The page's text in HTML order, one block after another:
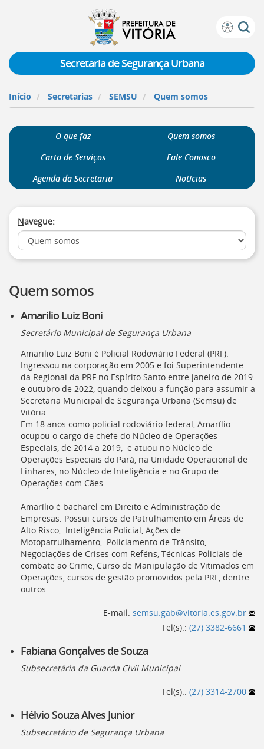
Prefeitura
Vitória
teclado:
para
a
instruções
Ir
página
inicial
do
Portal
para
Portal
de
[]
Ir
para
a
lista
de
secretarias
[]
Ir
para
a
página
legislação
[]
Ir
para
a
listagem
de
notícias
conteúdo
página
a
busca
Secretaria de Segurança Urbana
Início Secretarias SEMSU Quem somos
O que faz
Quem somos
Carta de Serviços
Fale Conosco
Agenda da Secretaria
Notícias
Navegue:
Quem somos
Amarilio Luiz Boni
Secretário Municipal de Segurança Urbana
Amarilio Luiz Boni é Policial Rodoviário Federal (PRF).
Ingressou na corporação em 2005 e foi Superintendente
da Regional da PRF no Espírito Santo entre janeiro de 2019
e outubro de 2022, quando deixou a função para assumir a
Secretaria Municipal de Segurança Urbana (Semsu) de
Vitória.
Em 18 anos como policial rodoviário federal, Amarílio
ocupou o cargo de chefe do Núcleo de Operações
Especiais, de 2014 a 2019, e atuou no Núcleo de
Operações Especiais do Pará, na Unidade Operacional de
Linhares, no Núcleo de Inteligência e no Grupo de
Operações com Cães.
Amarílio é bacharel em Direito e Administração de
Empresas. Possui cursos de Patrulhamento em Áreas de
Alto Risco, Inteligência Policial, Ações de
Motopatrulhamento, Policiamento de Trânsito,
Negociações de Crises com Reféns, Técnicas Policiais de
combate ao Crime, Curso de Manipulação de Vitimados em
Operações, cursos de gestão promovidos pela PRF, dentre
outros.
E-mail: semsu.gab@vitoria.es.gov.br
Tel(s).: (27) 3382-6661
Fabiana Gonçalves de Souza
Subsecretária da Guarda Civil Municipal
Tel(s).: (27) 3314-2700
Hélvio Souza Alves Junior
Subsecretário de Segurança Urbana